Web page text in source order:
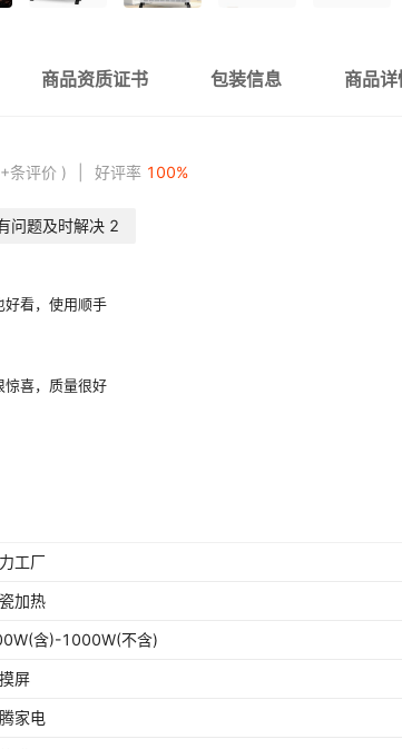
商品资质证书 包装信息 商品详
条评价 好评率 100%
问题及时解决 2
好看，使用顺手
惊喜，质量很好
工厂
加热
含)-1000W(不含)
屏
家电